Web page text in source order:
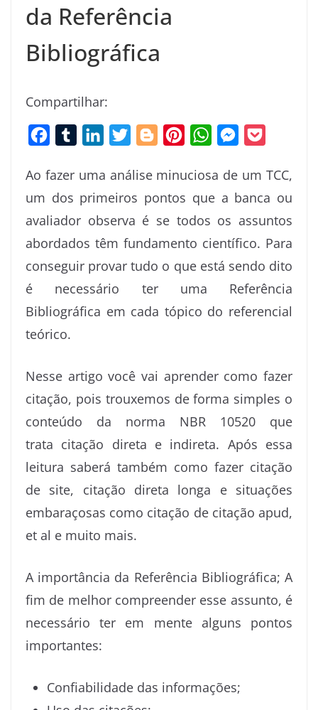
da Referência
Bibliográfica
Compartilhar:
c
e
b
o
o
m
b
l
r
n
k
e
d
I
n
i
t
t
e
r
o
g
g
e
n
t
e
r
e
s
t
W
a
t
A
p
M
s
s
e
n
g
e
r
c
k
e
t
Ao fazer uma análise minuciosa de um TCC,
um dos primeiros pontos que a banca ou
avaliador observa é se todos os assuntos
abordados têm fundamento científico. Para
conseguir provar tudo o que está sendo dito
é necessário ter uma Referência
Bibliográfica em cada tópico do referencial
teórico.
Nesse artigo você vai aprender como fazer
citação, pois trouxemos de forma simples o
conteúdo da norma NBR 10520 que
trata citação direta e indireta. Após essa
leitura saberá também como fazer citação
de site, citação direta longa e situações
embaraçosas como citação de citação apud,
et al e muito mais.
A importância da Referência Bibliográfica; A
fim de melhor compreender esse assunto, é
necessário ter em mente alguns pontos
importantes:
Confiabilidade das informações;